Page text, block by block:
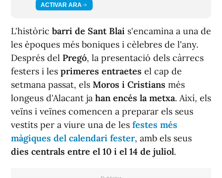
ACTIVAR ARA
L'històric barri de Sant Blai s'encamina a una de
les èpoques més boniques i cèlebres de l'any.
Després del Pregó, la presentació dels càrrecs
festers i les primeres entraetes el cap de
setmana passat, els Moros i Cristians més
longeus d'Alacant ja han encés la metxa. Així, els
veïns i veïnes comencen a preparar els seus
vestits per a viure una de les festes més
màgiques del calendari fester, amb els seus
dies centrals entre el 10 i el 14 de juliol.